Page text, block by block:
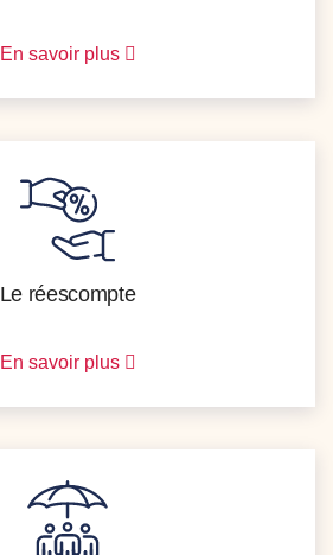
En savoir plus
Le réescompte
En savoir plus